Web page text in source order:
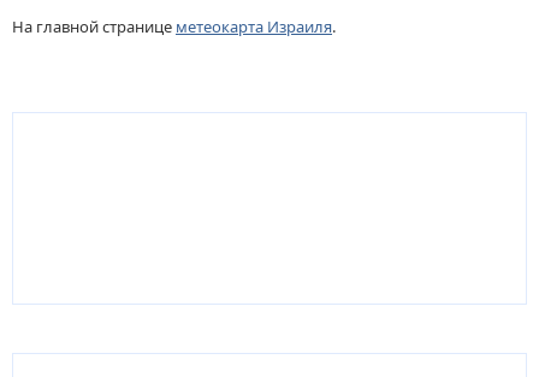
На главной странице метеокарта Израиля.